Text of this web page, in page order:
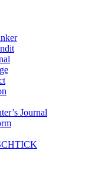
Journal